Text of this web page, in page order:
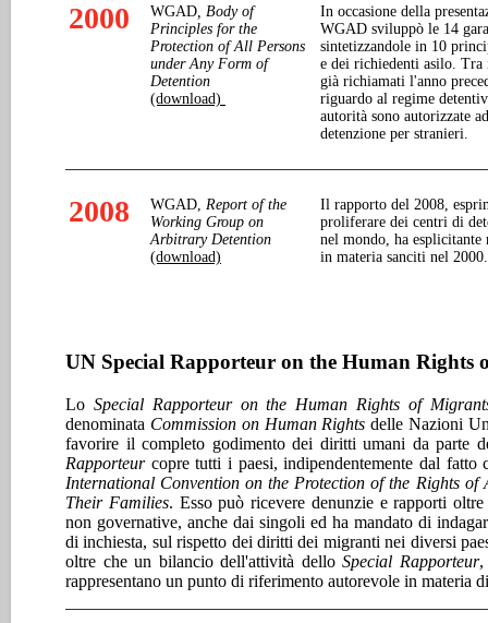
2000 WGAD, Body of
Principles for the
Protection of All Persons
under Any Form of
Detention
(download)
In occasione della
WGAD sviluppò le 14
sintetizzandole in 10
e dei richiedenti asilo.
già richiamati l'anno
riguardo al regime
autorità sono autorizzate
detenzione per stranieri.
2008 WGAD, Report of the
Working Group on
Arbitrary Detention
(download)
Il rapporto del 2008,
proliferare dei centri di
nel mondo, ha
in materia sanciti nel 2000.
UN Special Rapporteur on the Human Rights
Lo Special Rapporteur on the Human Rights of
denominata Commission on Human Rights delle Nazioni
favorire il completo godimento dei diritti umani da parte
Rapporteur copre tutti i paesi, indipendentemente dal
International Convention on the Protection of the Rights
Their Families. Esso può ricevere denunzie e rapporti
non governative, anche dai singoli ed ha mandato di
di inchiesta, sul rispetto dei diritti dei migranti nei diversi
oltre che un bilancio dell'attività dello Special Rapporteur,
rappresentano un punto di riferimento autorevole in materia